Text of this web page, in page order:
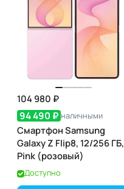
104 980 ₽
94 490 ₽ наличными
Смартфон Samsung
Galaxy Z Flip8, 12/256 ГБ,
Pink (розовый)
Доступно